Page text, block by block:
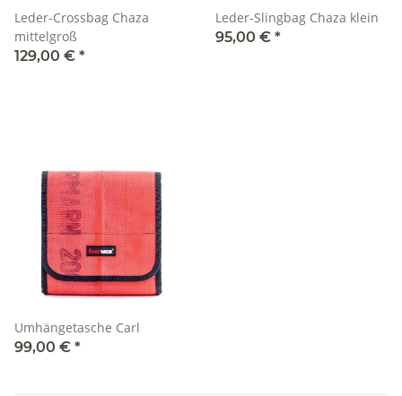
Leder-Crossbag Chaza
mittelgroß
129,00 € *
Leder-Slingbag Chaza klein
95,00 € *
Umhängetasche Carl
99,00 € *